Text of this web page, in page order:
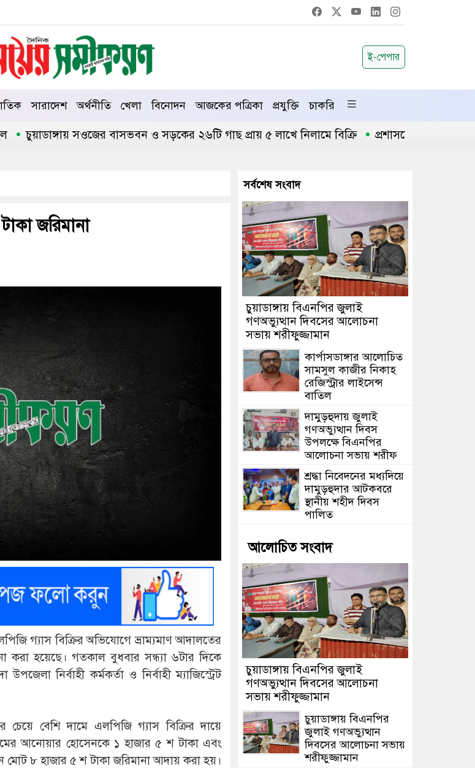
ই-পেপার
সারাদেশ অর্থনীতি খেলা বিনোদন আজকের পত্রিকা প্রযুক্তি চাকরি
চুয়াডাঙ্গায় সওজের বাসভবন ও সড়কের ২৬টি গাছ প্রায় ৫ লাখে নিলামে বিক্রি
প্রশাসনে অনুপ্রবেশ ঠেকাতে
জরিমানা
গ্যাস বিক্রির অভিযোগে ভ্রাম্যমাণ আদালতের
করা হয়েছে। গতকাল বুধবার সন্ধ্যা ৬টার দিকে
নির্বাহী কর্মকর্তা ও নির্বাহী ম্যাজিস্ট্রেট
চেয়ে বেশি দামে এলপিজি গ্যাস বিক্রির দায়ে
আনোয়ার হোসেনকে ১ হাজার ৫ শ টাকা এবং
মোট ৮ হাজার ৫ শ টাকা জরিমানা আদায় করা হয়।
সর্বশেষ সংবাদ
চুয়াডাঙ্গায় বিএনপির জুলাই
গণঅভ্যুত্থান দিবসের আলোচনা
সভায় শরীফুজ্জামান
কার্পাসডাঙ্গার আলোচিত
সামসুল কাজীর নিকাহ
রেজিস্ট্রার লাইসেন্স
বাতিল
দামুড়হুদায় জুলাই
গণঅভ্যুত্থান দিবস
উপলক্ষে বিএনপির
আলোচনা সভায় শরীফ
শ্রদ্ধা নিবেদনের মধ্যদিয়ে
দামুড়হুদার আটকবরে
স্থানীয় শহীদ দিবস
পালিত
আলোচিত সংবাদ
চুয়াডাঙ্গায় বিএনপির জুলাই
গণঅভ্যুত্থান দিবসের আলোচনা
সভায় শরীফুজ্জামান
চুয়াডাঙ্গায় বিএনপির
জুলাই গণঅভ্যুত্থান
দিবসের আলোচনা সভায়
শরীফুজ্জামান